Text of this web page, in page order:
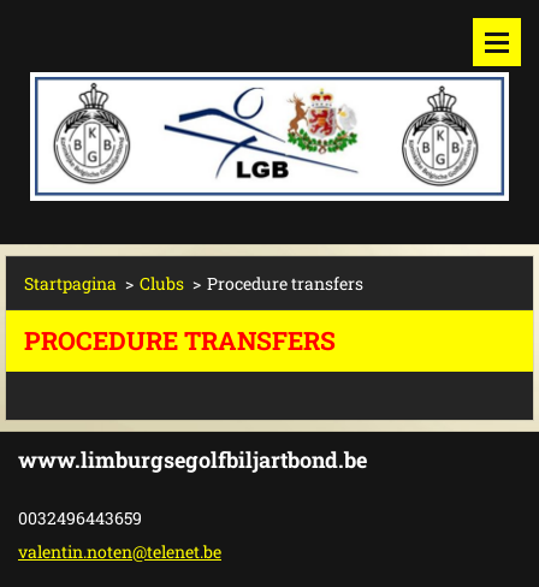
Startpagina > Clubs > Procedure transfers
PROCEDURE TRANSFERS
www.limburgsegolfbiljartbond.be
0032496443659
valentin.noten@telenet.be